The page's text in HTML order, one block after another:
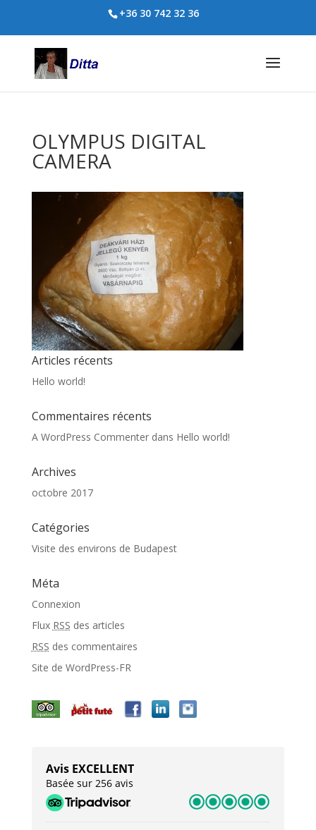
+36 30 742 32 36
OLYMPUS DIGITAL
CAMERA
Articles récents
Hello world!
Commentaires récents
A WordPress Commenterdans Hello world!
Archives
octobre 2017
Catégories
Visite des environs de Budapest
Méta
Connexion
Flux RSS des articles
RSS des commentaires
Site de WordPress-FR
Avis EXCELLENT
Basée sur 256 avis